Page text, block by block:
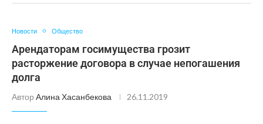
Новости Общество
Арендаторам госимущества грозит
расторжение договора в случае непогашения
долга
Автор Алина Хасанбекова 26.11.2019